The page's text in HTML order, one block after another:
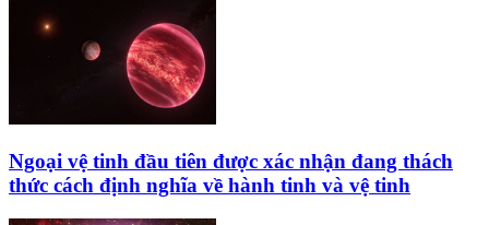
Ngoại vệ tinh đầu tiên được xác nhận đang thách
thức cách định nghĩa về hành tinh và vệ tinh